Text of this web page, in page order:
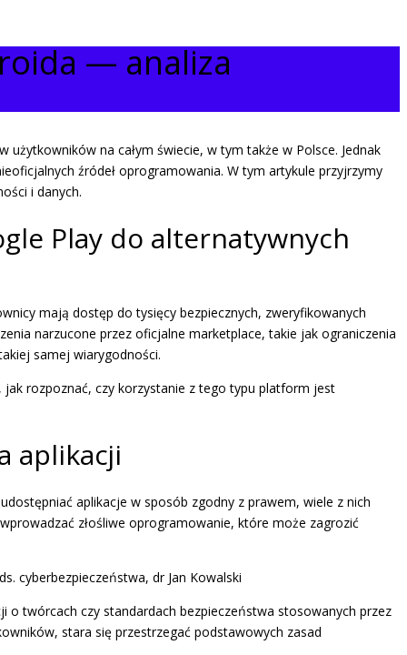
— analiza
na całym świecie, w tym także w Polsce. Jednak
źródeł oprogramowania. W tym artykule przyjrzymy
i danych.
Play do alternatywnych
mają dostęp do tysięcy bezpiecznych, zweryfikowanych
narzucone przez oficjalne marketplace, takie jak ograniczenia
samej wiarygodności.
rozpoznać, czy korzystanie z tego typu platform jest
aplikacji
aplikacje w sposób zgodny z prawem, wiele z nich
złośliwe oprogramowanie, które może zagrozić
cyberbezpieczeństwa, dr Jan Kowalski
twórcach czy standardach bezpieczeństwa stosowanych przez
stara się przestrzegać podstawowych zasad